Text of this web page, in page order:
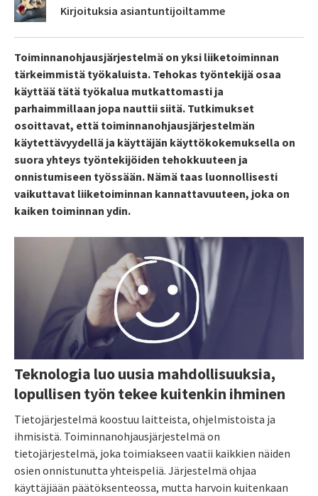
Kirjoituksia asiantuntijoiltamme
Toiminnanohjausjärjestelmä on yksi liiketoiminnan
tärkeimmistä työkaluista. Tehokas työntekijä osaa
käyttää tätä työkalua mutkattomasti ja
parhaimmillaan jopa nauttii siitä. Tutkimukset
osoittavat, että toiminnanohjausjärjestelmän
käytettävyydellä ja käyttäjän käyttökokemuksella on
suora yhteys työntekijöiden tehokkuuteen ja
onnistumiseen työssään. Nämä taas luonnollisesti
vaikuttavat liiketoiminnan kannattavuuteen, joka on
kaiken toiminnan ydin.
Teknologia luo uusia mahdollisuuksia,
lopullisen työn tekee kuitenkin ihminen
Tietojärjestelmä koostuu laitteista, ohjelmistoista ja
ihmisistä. Toiminnanohjausjärjestelmä on
tietojärjestelmä, joka toimiakseen vaatii kaikkien näiden
osien onnistunutta yhteispeliä. Järjestelmä ohjaa
käyttäjiään päätöksenteossa, mutta harvoin kuitenkaan